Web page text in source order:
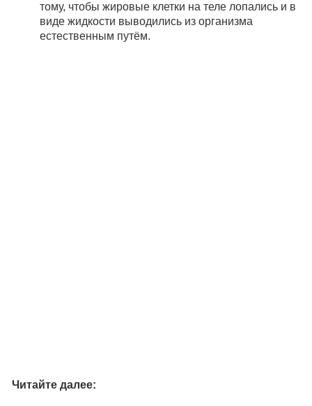
тому, чтобы жировые клетки на теле лопались и в
виде жидкости выводились из организма
естественным путём.
Читайте далее: